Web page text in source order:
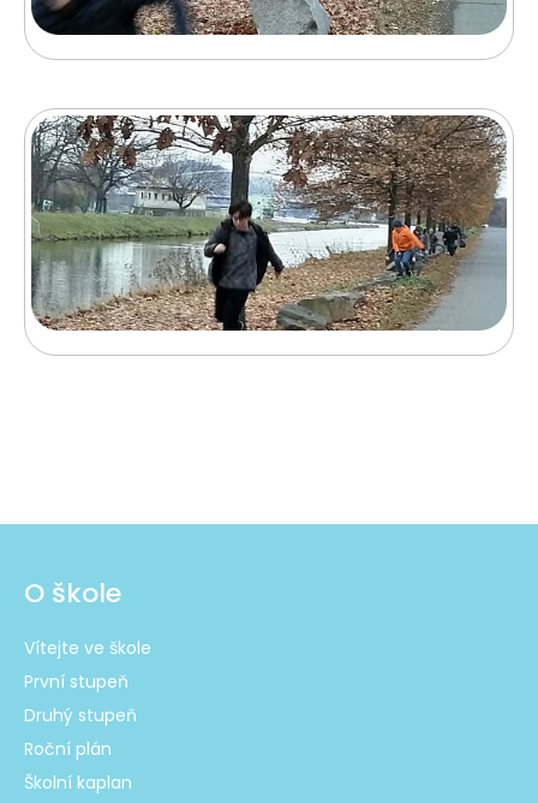
O škole
Vítejte ve škole
První stupeň
Druhý stupeň
Roční plán
Školní kaplan